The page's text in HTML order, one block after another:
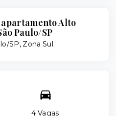
Alto
Paulo/SP
SP, Zona Sul
4 Vagas